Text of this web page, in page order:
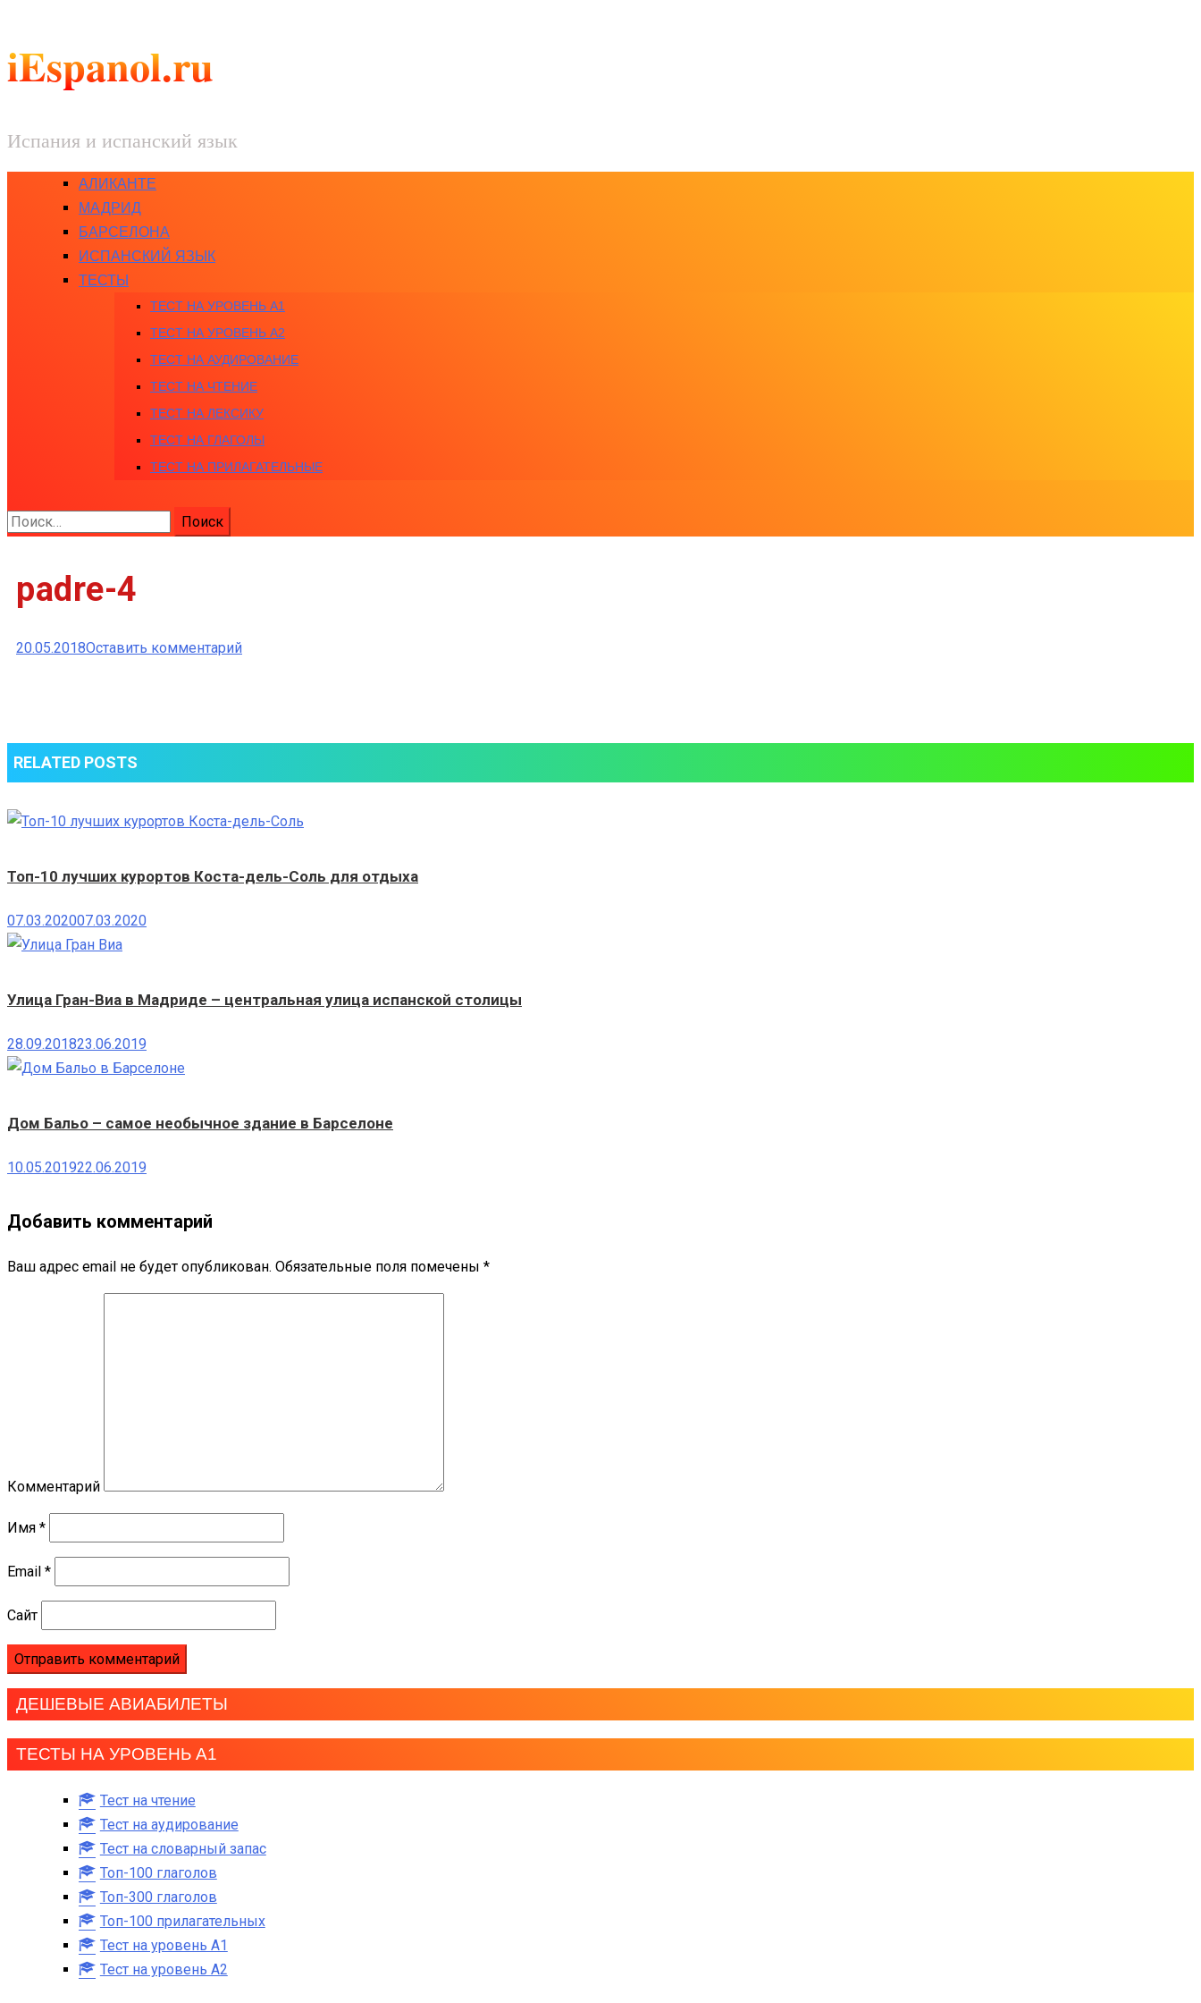
iEspanol.ru
Испания и испанский язык
АЛИКАНТЕ
МАДРИД
БАРСЕЛОНА
ИСПАНСКИЙ ЯЗЫК
ТЕСТЫ
ТЕСТ НА УРОВЕНЬ A1
ТЕСТ НА УРОВЕНЬ A2
ТЕСТ НА АУДИРОВАНИЕ
ТЕСТ НА ЧТЕНИЕ
ТЕСТ НА ЛЕКСИКУ
ТЕСТ НА ГЛАГОЛЫ
ТЕСТ НА ПРИЛАГАТЕЛЬНЫЕ
Найти:
padre-4
20.05.2018Оставить комментарийк
RELATED POSTS
Топ-10 лучших курортов Коста-дель-Соль для отдыха
07.03.202007.03.2020
Улица Гран-Виа в Мадриде – центральная улица испанской столицы
28.09.201823.06.2019
Дом Бальо – самое необычное здание в Барселоне
10.05.201922.06.2019
Добавить комментарий
Ваш адрес email не будет опубликован. Обязательные поля помечены *
Комментарий
Имя *
Email *
Сайт
ДЕШЕВЫЕ АВИАБИЛЕТЫ
ТЕСТЫ НА УРОВЕНЬ А1
Тест на чтение
Тест на аудирование
Тест на словарный запас
Топ-100 глаголов
Топ-300 глаголов
Топ-100 прилагательных
Тест на уровень A1
Тест на уровень A2